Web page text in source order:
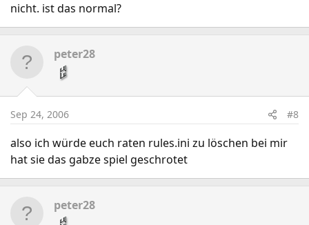
nicht. ist das normal?
peter28
Sep 24, 2006 #8
also ich würde euch raten rules.ini zu löschen bei mir
hat sie das gabze spiel geschrotet
peter28